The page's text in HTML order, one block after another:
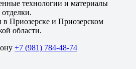
технологии и материалы
отделки.
Приозерске и Приозерском
области.
+7 (981) 784-48-74